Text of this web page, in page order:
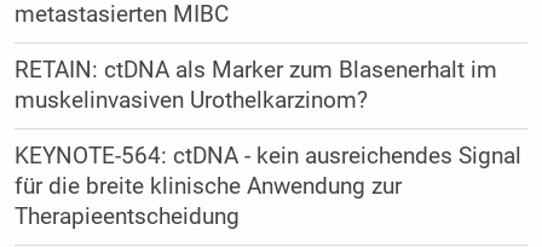
metastasierten MIBC
RETAIN: ctDNA als Marker zum Blasenerhalt im
muskelinvasiven Urothelkarzinom?
KEYNOTE-564: ctDNA - kein ausreichendes Signal
für die breite klinische Anwendung zur
Therapieentscheidung